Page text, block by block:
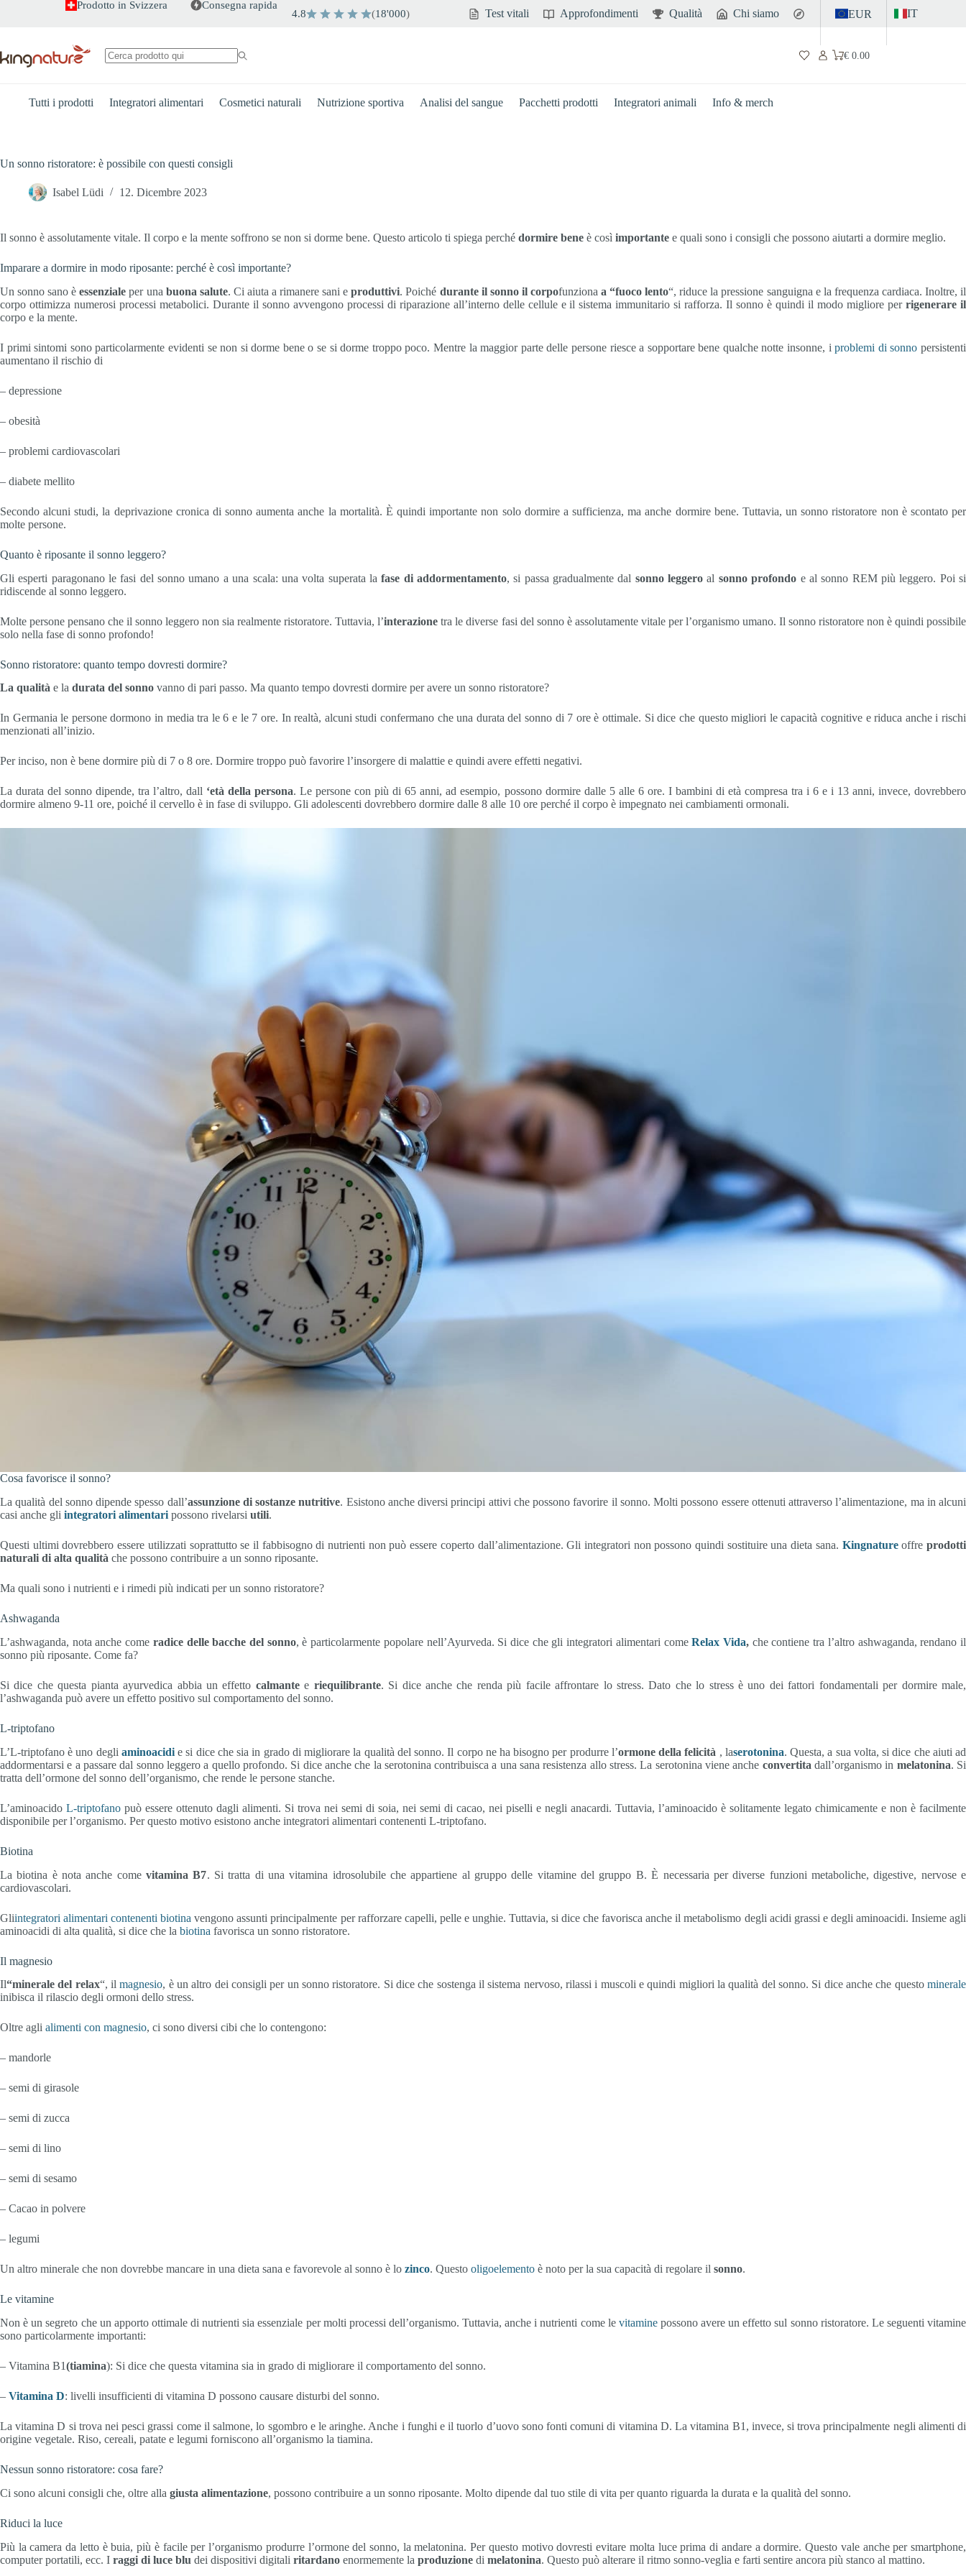
Prodotto in Svizzera Consegna rapida
4.8 (18'000) Test vitali Approfondimenti Qualità Chi siamo ContattoEUR IT
Carrello
€0.00
Tutti i prodotti Integratori alimentari Cosmetici naturali Nutrizione sportiva Analisi del sangue Pacchetti prodotti Integratori animali Info & merch
Un sonno ristoratore: è possibile con questi consigli
Isabel Lüdi 12. Dicembre 2023
Il sonno è assolutamente vitale. Il corpo e la mente soffrono se non si dorme bene. Questo articolo ti spiega perché dormire bene è così importante e quali sono i consigli che possono aiutarti a dormire meglio.
Imparare a dormire in modo riposante: perché è così importante?
Un sonno sano èessenziale per una buona salute. Ci aiuta a rimanere sani eproduttivi. Poiché durante il sonno il corpofunziona a “fuoco lento“, riduce la pressione sanguigna e la frequenza cardiaca. Inoltre, il
corpo ottimizza numerosi processi metabolici. Durante il sonno avvengono processi di riparazione all’interno delle cellule e il sistema immunitario si rafforza. Il sonno è quindi il modo migliore perrigenerare il
corpo e la mente.
I primi sintomi sono particolarmente evidenti se non si dorme bene o se si dorme troppo poco. Mentre la maggior parte delle persone riesce a sopportare bene qualche notte insonne, iproblemi di sonno persistenti
aumentano il rischio di
– depressione
– obesità
– problemi cardiovascolari
– diabete mellito
Secondo alcuni studi, la deprivazione cronica di sonno aumenta anche la mortalità. È quindi importante non solo dormire a sufficienza, ma anche dormire bene. Tuttavia, un sonno ristoratore non è scontato per
molte persone.
Quanto è riposante il sonno leggero?
Gli esperti paragonano le fasi del sonno umano a una scala: una volta superata lafase di addormentamento, si passa gradualmente dal sonno leggero al sonno profondo e al sonno REM più leggero. Poi si
ridiscende al sonno leggero.
Molte persone pensano che il sonno leggero non sia realmente ristoratore. Tuttavia, l’interazione tra le diverse fasi del sonno è assolutamente vitale per l’organismo umano. Il sonno ristoratore non è quindi possibile
solo nella fase di sonno profondo!
Sonno ristoratore: quanto tempo dovresti dormire?
La qualità e la durata del sonno vanno di pari passo. Ma quanto tempo dovresti dormire per avere un sonno ristoratore?
In Germania le persone dormono in media tra le 6 e le 7 ore. In realtà, alcuni studi confermano che una durata del sonno di 7 ore è ottimale. Si dice che questo migliori le capacità cognitive e riduca anche i rischi
menzionati all’inizio.
Per inciso, non è bene dormire più di 7 o 8 ore. Dormire troppo può favorire l’insorgere di malattie e quindi avere effetti negativi.
La durata del sonno dipende, tra l’altro, dall ‘età della persona. Le persone con più di 65 anni, ad esempio, possono dormire dalle 5 alle 6 ore. I bambini di età compresa tra i 6 e i 13 anni, invece, dovrebbero
dormire almeno 9-11 ore, poiché il cervello è in fase di sviluppo. Gli adolescenti dovrebbero dormire dalle 8 alle 10 ore perché il corpo è impegnato nei cambiamenti ormonali.
Cosa favorisce il sonno?
La qualità del sonno dipende spesso dall’assunzione di sostanze nutritive. Esistono anche diversi principi attivi che possono favorire il sonno. Molti possono essere ottenuti attraverso l’alimentazione, ma in alcuni
casi anche gli integratori alimentari possono rivelarsi utili.
Questi ultimi dovrebbero essere utilizzati soprattutto se il fabbisogno di nutrienti non può essere coperto dall’alimentazione. Gli integratori non possono quindi sostituire una dieta sana. Kingnatureoffreprodotti
naturali di alta qualità che possono contribuire a un sonno riposante.
Ma quali sono i nutrienti e i rimedi più indicati per un sonno ristoratore?
Ashwaganda
L’ashwaganda, nota anche come radice delle bacche del sonno, è particolarmente popolare nell’Ayurveda. Si dice che gli integratori alimentari comeRelax Vida, che contiene tra l’altro ashwaganda, rendano il
sonno più riposante. Come fa?
Si dice che questa pianta ayurvedica abbia un effetto calmantee riequilibrante. Si dice anche che renda più facile affrontare lo stress. Dato che lo stress è uno dei fattori fondamentali per dormire male,
l’ashwaganda può avere un effetto positivo sul comportamento del sonno.
L-triptofano
L’L-triptofano è uno degli aminoacidie si dice che sia in grado di migliorare la qualità del sonno. Il corpo ne ha bisogno per produrre l’ormone della felicità , laserotonina. Questa, a sua volta, si dice che aiuti ad
addormentarsi e a passare dal sonno leggero a quello profondo. Si dice anche che la serotonina contribuisca a una sana resistenza allo stress. La serotonina viene anche convertita dall’organismo in melatonina. Si
tratta dell’ormone del sonno dell’organismo, che rende le persone stanche.
L’aminoacido L-triptofano può essere ottenuto dagli alimenti. Si trova nei semi di soia, nei semi di cacao, nei piselli e negli anacardi. Tuttavia, l’aminoacido è solitamente legato chimicamente e non è facilmente
disponibile per l’organismo. Per questo motivo esistono anche integratori alimentari contenenti L-triptofano.
Biotina
La biotina è nota anche comevitamina B7. Si tratta di una vitamina idrosolubile che appartiene al gruppo delle vitamine del gruppo B. È necessaria per diverse funzioni metaboliche, digestive, nervose e
cardiovascolari.
Gliintegratori alimentari contenenti biotina vengono assunti principalmente per rafforzare capelli, pelle e unghie. Tuttavia, si dice che favorisca anche il metabolismo degli acidi grassi e degli aminoacidi. Insieme agli
aminoacidi di alta qualità, si dice che la biotina favorisca un sonno ristoratore.
Il magnesio
Il“minerale del relax“, ilmagnesio, è un altro dei consigli per un sonno ristoratore. Si dice che sostenga il sistema nervoso, rilassi i muscoli e quindi migliori la qualità del sonno. Si dice anche che questominerale
inibisca il rilascio degli ormoni dello stress.
Oltre agli alimenti con magnesio, ci sono diversi cibi che lo contengono:
– mandorle
– semi di girasole
– semi di zucca
– semi di lino
– semi di sesamo
– Cacao in polvere
– legumi
Un altro minerale che non dovrebbe mancare in una dieta sana e favorevole al sonno è lo zinco. Questo oligoelemento è noto per la sua capacità di regolare il sonno.
Le vitamine
Non è un segreto che un apporto ottimale di nutrienti sia essenziale per molti processi dell’organismo. Tuttavia, anche i nutrienti come le vitaminepossono avere un effetto sul sonno ristoratore. Le seguenti vitamine
sono particolarmente importanti:
– Vitamina B1(tiamina): Si dice che questa vitamina sia in grado di migliorare il comportamento del sonno.
– Vitamina D: livelli insufficienti di vitamina D possono causare disturbi del sonno.
La vitamina D si trova nei pesci grassi come il salmone, lo sgombro e le aringhe. Anche i funghi e il tuorlo d’uovo sono fonti comuni di vitamina D. La vitamina B1, invece, si trova principalmente negli alimenti di
origine vegetale. Riso, cereali, patate e legumi forniscono all’organismo la tiamina.
Nessun sonno ristoratore: cosa fare?
Ci sono alcuni consigli che, oltre alla giusta alimentazione, possono contribuire a un sonno riposante. Molto dipende dal tuo stile di vita per quanto riguarda la durata e la qualità del sonno.
Riduci la luce
Più la camera da letto è buia, più è facile per l’organismo produrre l’ormone del sonno, la melatonina. Per questo motivo dovresti evitare molta luce prima di andare a dormire. Questo vale anche per smartphone,
computer portatili, ecc. I raggi di luce blu dei dispositivi digitali ritardano enormemente la produzione di melatonina. Questo può alterare il ritmo sonno-veglia e farti sentire ancora più stanco al mattino.